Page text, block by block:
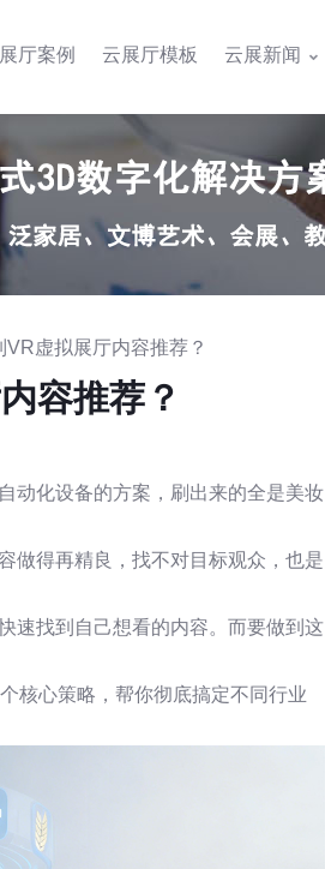
厅案例 云展厅模板 云展新闻
虚拟展厅内容推荐？
容推荐？
动化设备的方案，刷出来的全是美妆
做得再精良，找不对目标观众，也是
速找到自己想看的内容。而要做到这
核心策略，帮你彻底搞定不同行业